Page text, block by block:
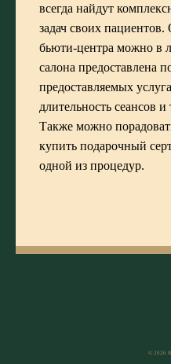
всегда найдут
задач своих пациентов.
бьюти-центра можно в
салона предоставлена
предоставляемых
длительность сеансов
Также можно
купить подарочный
одной из процедур.
© 2026